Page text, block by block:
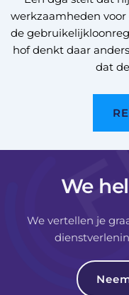
werkzaamheden
de
hof denkt daar
dat
We
We vertellen je